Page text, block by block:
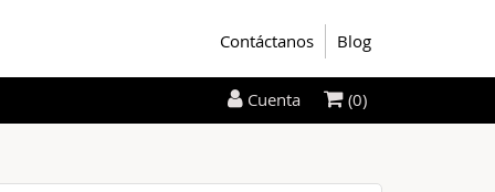
Contáctanos Blog
Cuenta (0)